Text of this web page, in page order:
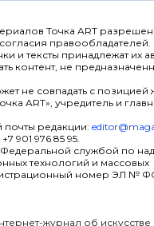
Точка ART
правообладателей.
и тексты принадлежат их
контент, не
не совпадать с позицией
ART», учредитель и
редакции:
901 976 85 95.
службой по
технологий и массовых
номер ЭЛ № ФС
журнал об искусстве